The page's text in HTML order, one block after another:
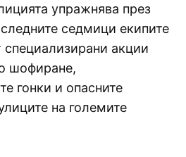
упражнява през
седмици екипите
акции
шофиране,
гонки и опасните
на големите